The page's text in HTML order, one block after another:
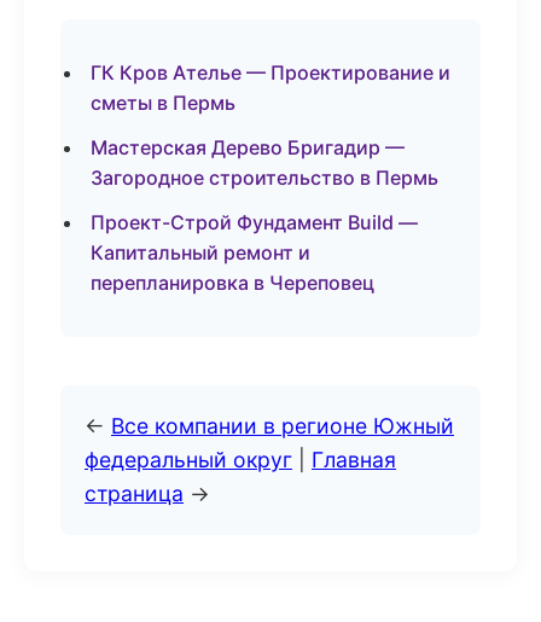
ГК Кров Ателье — Проектирование и
сметы в Пермь
Мастерская Дерево Бригадир —
Загородное строительство в Пермь
Проект-Строй Фундамент Build —
Капитальный ремонт и
перепланировка в Череповец
← Все компании в регионе Южный
федеральный округ
Главная
страница →